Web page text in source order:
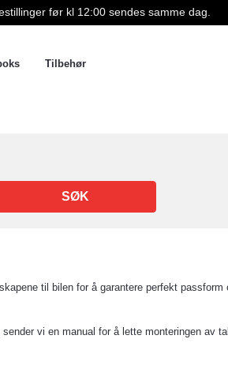
før kl 12:00 sendes samme dag.
Tilbehør
SØK
til bilen for å garantere perfekt
vi en manual for å lette monteringen av